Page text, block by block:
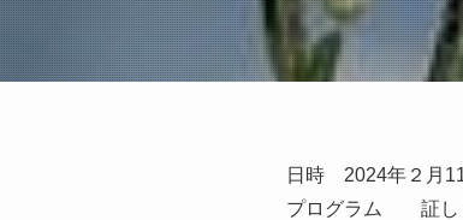
日時 2024年２月
プログラム 証し